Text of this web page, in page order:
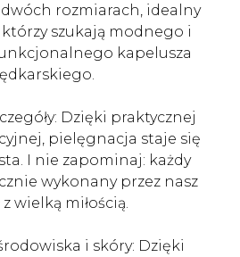
rozmiarach, idealny
szukają modnego i
kapelusza
Dzięki praktycznej
pielęgnacja staje się
I nie zapominaj: każdy
wykonany przez nasz
z wielką miłością.
i skóry: Dzięki